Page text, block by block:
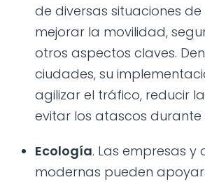
de diversas situaciones
mejorar la movilidad,
otros aspectos claves.
ciudades, su
agilizar el tráfico, reducir
evitar los atascos durante
Ecología. Las empresas y
modernas pueden